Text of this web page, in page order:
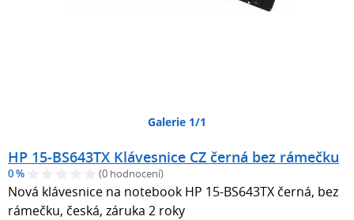
Galerie 1/1
HP 15-BS643TX Klávesnice CZ černá bez rámečku
0 % (0 hodnocení)
Nová klávesnice na notebook HP 15-BS643TX černá, bez
rámečku, česká, záruka 2 roky